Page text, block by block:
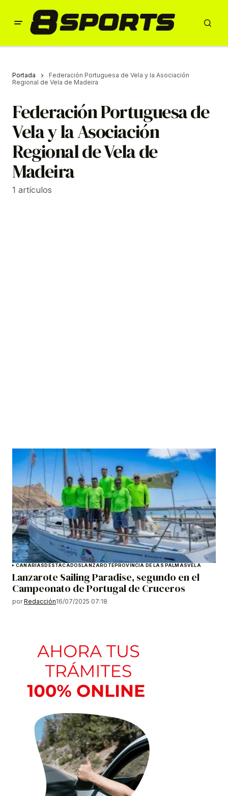
Portada
Federación Portuguesa de Vela y la Asociación
Regional de Vela de Madeira
Federación Portuguesa de
Vela y la Asociación
Regional de Vela de
Madeira
1 artículos
CANARIASDESTACADOSLANZAROTEPROVINCIA DE LAS PALMASVELA
Lanzarote Sailing Paradise, segundo en el
Campeonato de Portugal de Cruceros
por Redacción16/07/2025 07:18